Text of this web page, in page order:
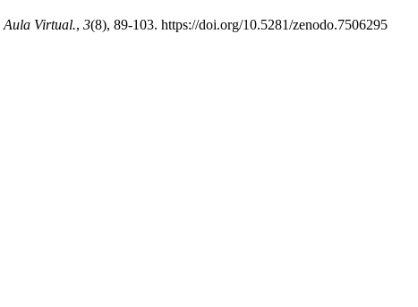
Aula Virtual., 3(8), 89-103. https://doi.org/10.5281/zenodo.7506295